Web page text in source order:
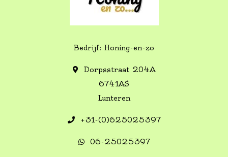
Bedrijf: Honing-en-zo
Dorpsstraat 204A
6741AS
Lunteren
+31-(0)625025397
06-25025397